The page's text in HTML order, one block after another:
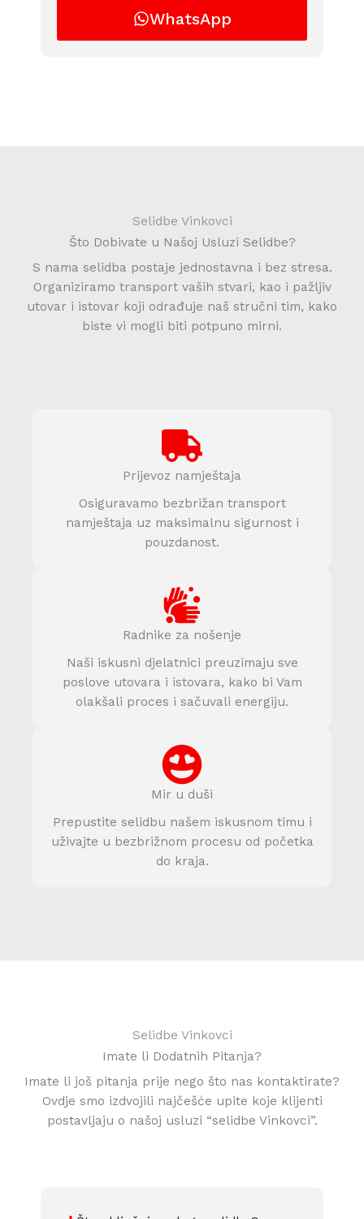
WhatsApp
Selidbe Vinkovci
Što Dobivate u Našoj Usluzi Selidbe?
S nama selidba postaje jednostavna i bez stresa.
Organiziramo transport vaših stvari, kao i pažljiv
utovar i istovar koji odrađuje naš stručni tim, kako
biste vi mogli biti potpuno mirni.
Prijevoz namještaja
Osiguravamo bezbrižan transport
namještaja uz maksimalnu sigurnost i
pouzdanost.
Radnike za nošenje
Naši iskusni djelatnici preuzimaju sve
poslove utovara i istovara, kako bi Vam
olakšali proces i sačuvali energiju.
Mir u duši
Prepustite selidbu našem iskusnom timu i
uživajte u bezbrižnom procesu od početka
do kraja.
Selidbe Vinkovci
Imate li Dodatnih Pitanja?
Imate li još pitanja prije nego što nas kontaktirate?
Ovdje smo izdvojili najčešće upite koje klijenti
postavljaju o našoj usluzi “selidbe Vinkovci”.